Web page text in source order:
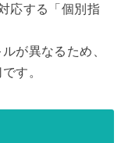
応する「個別指
が異なるため、
す。